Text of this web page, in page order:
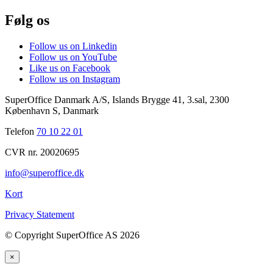
Følg os
Follow us on Linkedin
Follow us on YouTube
Like us on Facebook
Follow us on Instagram
SuperOffice Danmark A/S, Islands Brygge 41, 3.sal, 2300
København S, Danmark
Telefon 70 10 22 01
CVR nr. 20020695
info@superoffice.dk
Kort
Privacy Statement
© Copyright SuperOffice AS 2026
×